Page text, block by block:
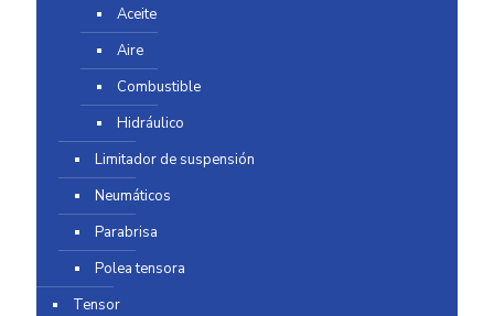
Aceite
Aire
Combustible
Hidráulico
Limitador de suspensión
Neumáticos
Parabrisa
Polea tensora
Tensor